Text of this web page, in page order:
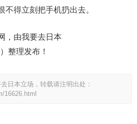
不得立刻把手机扔出去。
，由我要去日本
）整理发布！
日本立场，转载请注明出处：
16626.html